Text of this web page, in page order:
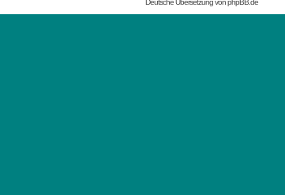
Deutsche Übersetzung vonphpBB.de